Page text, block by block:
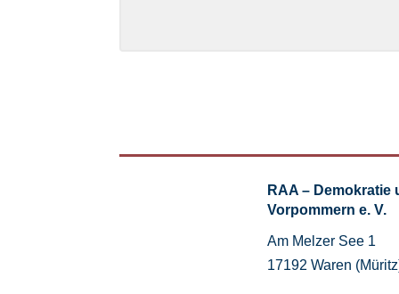
RAA –
Vorpommern e. V.
Am Melzer See 1
17192 Waren